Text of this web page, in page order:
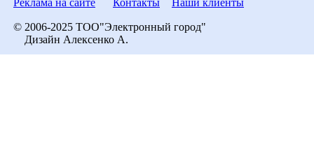
Реклама на сайте Контакты Наши клиенты
© 2006-2025 ТОО"Электронный город"
Дизайн Алексенко А.